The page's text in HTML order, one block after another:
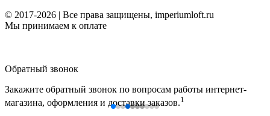
© 2017-2026 | Все права защищены, imperiumloft.ru
Мы принимаем к оплате
Обратный звонок
Закажите обратный звонок по вопросам работы интернет-
магазина, оформления и доставки заказов.1